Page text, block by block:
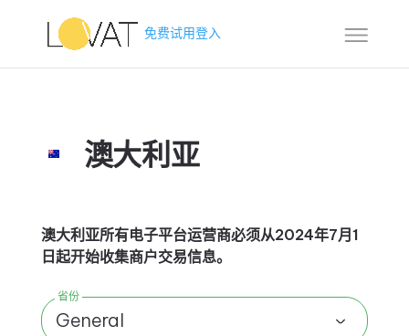
免费试用登入
澳大利亚
澳大利亚所有电子平台运营商必须从2024年7月1
日起开始收集商户交易信息。
省份
General